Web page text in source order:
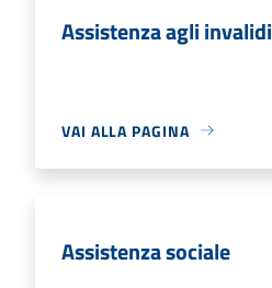
Assistenza agli invalidi
VAI ALLA PAGINA
Assistenza sociale